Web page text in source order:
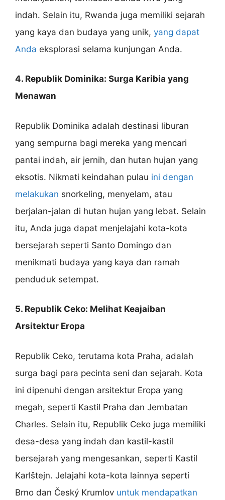
indah. Selain itu, Rwanda juga memiliki sejarah
yang kaya dan budaya yang unik, yang dapat
Anda eksplorasi selama kunjungan Anda.
4. Republik Dominika: Surga Karibia yang
Menawan
Republik Dominika adalah destinasi liburan
yang sempurna bagi mereka yang mencari
pantai indah, air jernih, dan hutan hujan yang
eksotis. Nikmati keindahan pulau ini dengan
melakukan snorkeling, menyelam, atau
berjalan-jalan di hutan hujan yang lebat. Selain
itu, Anda juga dapat menjelajahi kota-kota
bersejarah seperti Santo Domingo dan
menikmati budaya yang kaya dan ramah
penduduk setempat.
5. Republik Ceko: Melihat Keajaiban
Arsitektur Eropa
Republik Ceko, terutama kota Praha, adalah
surga bagi para pecinta seni dan sejarah. Kota
ini dipenuhi dengan arsitektur Eropa yang
megah, seperti Kastil Praha dan Jembatan
Charles. Selain itu, Republik Ceko juga memiliki
desa-desa yang indah dan kastil-kastil
bersejarah yang mengesankan, seperti Kastil
Karlštejn. Jelajahi kota-kota lainnya seperti
Brno dan Český Krumlov untuk mendapatkan